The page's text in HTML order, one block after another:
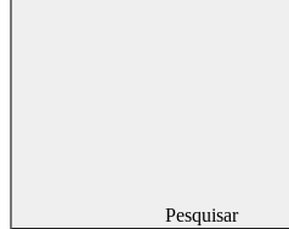
Pesquisar